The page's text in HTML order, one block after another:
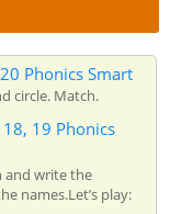
Phonics Smart
circle. Match.
19 Phonics
and write the
names.Let’s play: